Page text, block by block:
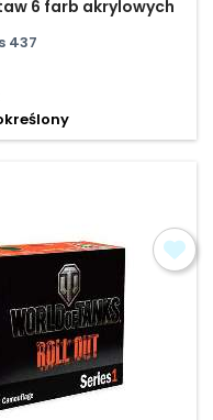
6 farb akrylowych
437